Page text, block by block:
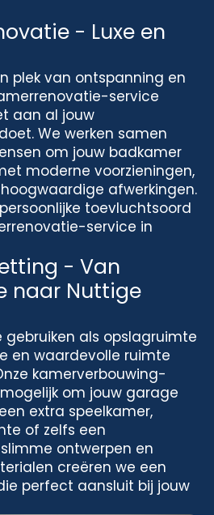
- Luxe en
plek van ontspanning en
service
aan al jouw
We werken samen
om jouw badkamer
moderne voorzieningen,
afwerkingen.
toevluchtsoord
service in
- Van
naar Nuttige
als opslagruimte
en waardevolle ruimte
kamerverbouwing-
om jouw garage
extra speelkamer,
of zelfs een
ontwerpen en
creëren we een
perfect aansluit bij jouw